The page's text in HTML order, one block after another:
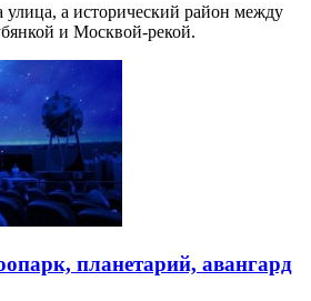
а исторический район между
и Москвой-рекой.
планетарий, авангард